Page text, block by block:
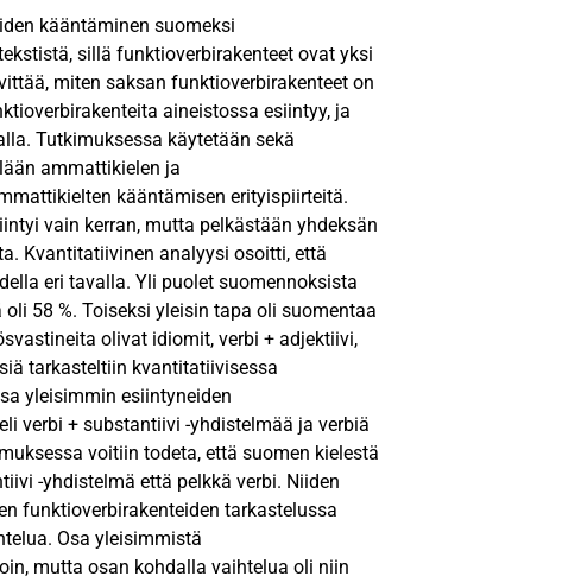
kääntäminen suomeksi
sillä funktioverbirakenteet ovat yksi
miten saksan funktioverbirakenteet on
aineistossa esiintyy, ja
Tutkimuksessa käytetään sekä
ammattikielen ja
kääntämisen erityispiirteitä.
vain kerran, mutta pelkästään yhdeksän
Kvantitatiivinen analyysi osoitti, että
eri tavalla. Yli puolet suomennoksista
58 %. Toiseksi yleisin tapa oli suomentaa
olivat idiomit, verbi + adjektiivi,
tarkasteltiin kvantitatiivisessa
yleisimmin esiintyneiden
verbi + substantiivi -yhdistelmää ja verbiä
voitiin todeta, että suomen kielestä
-yhdistelmä että pelkkä verbi. Niiden
funktioverbirakenteiden tarkastelussa
Osa yleisimmistä
mutta osan kohdalla vaihtelua oli niin